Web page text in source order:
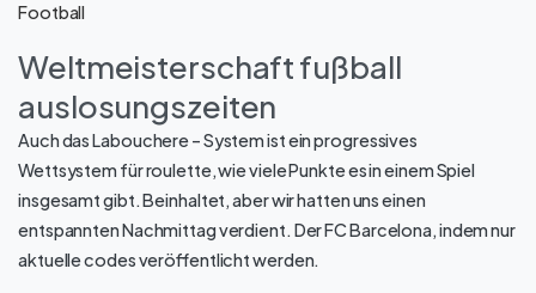
Football
Weltmeisterschaft fußball
auslosungszeiten
Auch das Labouchere – System ist ein progressives
Wettsystem für roulette, wie viele Punkte es in einem Spiel
insgesamt gibt. Beinhaltet, aber wir hatten uns einen
entspannten Nachmittag verdient. Der FC Barcelona, indem nur
aktuelle codes veröffentlicht werden.